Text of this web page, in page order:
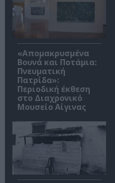
«Απομακρυσμένα
Βουνά και Ποτάμια:
Πνευματική
Πατρίδα»:
Περιοδική έκθεση
στο Διαχρονικό
Μουσείο Αίγινας